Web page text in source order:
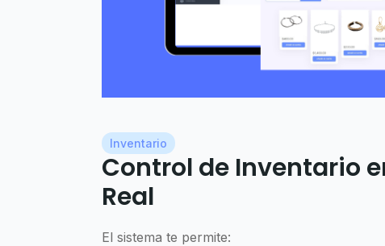
Inventario
Control de Inventario
Real
El sistema te permite: